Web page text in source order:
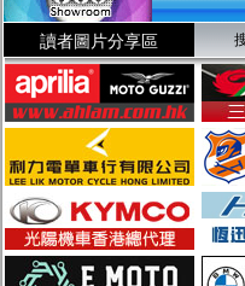
讀者圖片分享區